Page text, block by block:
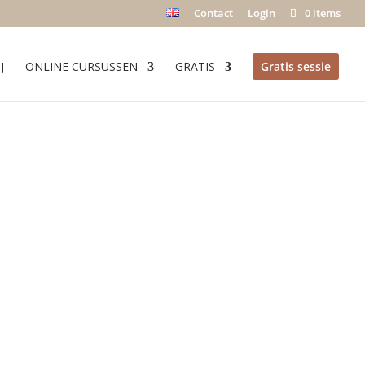
Contact Login 0 items
ONLINE CURSUSSEN GRATIS Gratis sessie